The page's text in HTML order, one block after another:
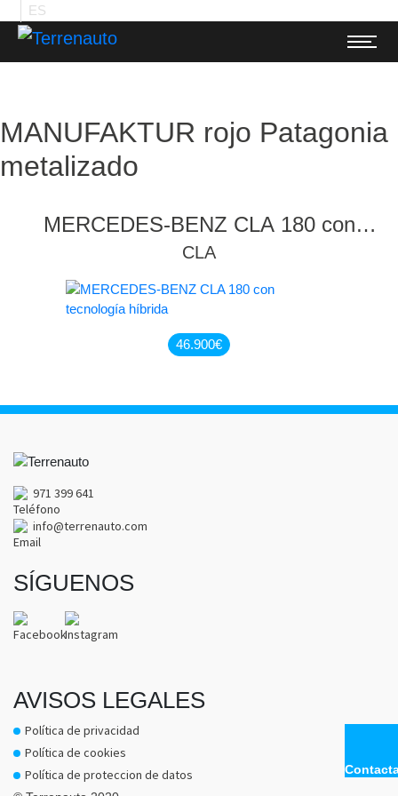
ES
MANUFAKTUR rojo Patagonia
metalizado
MERCEDES-BENZ CLA 180 con
tecnología híbrida
CLA
46.900€
971 399 641
info@terrenauto.com
SÍGUENOS
AVISOS LEGALES
Política de privacidad
Política de cookies
Política de proteccion de datos